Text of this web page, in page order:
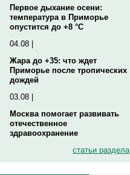
Первое дыхание осени:
температура в Приморье
опустится до +8 °C
04.08 |
Жара до +35: что ждет
Приморье после тропических
дождей
03.08 |
Москва помогает развивать
отечественное
здравоохранение
статьи раздела